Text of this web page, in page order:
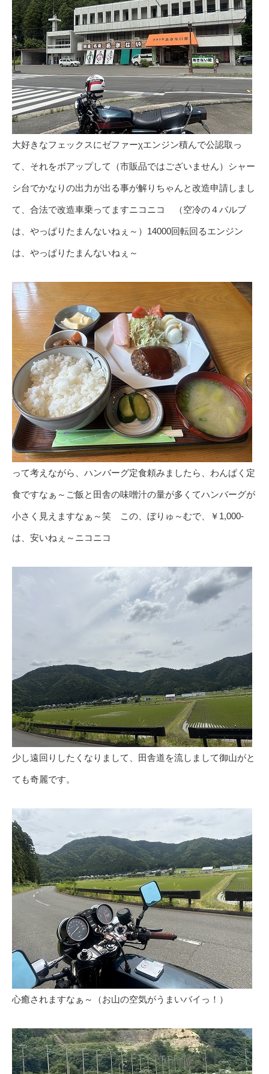
大好きなフェックスにゼファーχエンジン積んで公認取っ
て、それをボアップして（市販品ではございません）シャー
シ台でかなりの出力が出る事が解りちゃんと改造申請しまし
て、合法で改造車乗ってますニコニコ （空冷の４バルブ
は、やっぱりたまんないねぇ～）14000回転回るエンジン
は、やっぱりたまんないねぇ～
って考えながら、ハンバーグ定食頼みましたら、わんぱく定
食ですなぁ～ご飯と田舎の味噌汁の量が多くてハンバーグが
小さく見えますなぁ～笑 この、ぼりゅ～むで、￥1,000-
は、安いねぇ～ニコニコ
少し遠回りしたくなりまして、田舎道を流しまして御山がと
ても奇麗です。
心癒されますなぁ～（お山の空気がうまいバイっ！）